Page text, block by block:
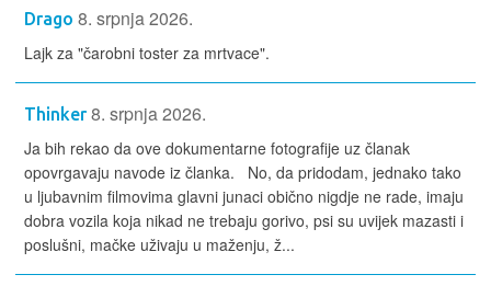
Drago 8. srpnja 2026.
Lajk za "čarobni toster za mrtvace".
Thinker 8. srpnja 2026.
Ja bih rekao da ove dokumentarne fotografije uz članak
opovrgavaju navode iz članka. No, da pridodam, jednako tako
u ljubavnim filmovima glavni junaci obično nigdje ne rade, imaju
dobra vozila koja nikad ne trebaju gorivo, psi su uvijek mazasti i
poslušni, mačke uživaju u maženju, ž...